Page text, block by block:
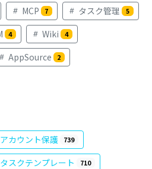
MCP 7 タスク管理 5
4 Wiki 4
AppSource 2
アカウント保護 739
タスクテンプレート 710